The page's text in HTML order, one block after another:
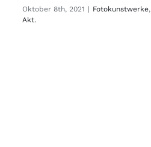
Oktober 8th, 2021 | Fotokunstwerke,
Akt.